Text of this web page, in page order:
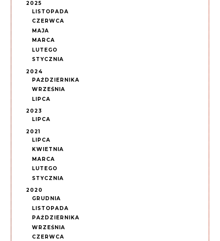
2025
LISTOPADA
CZERWCA
MAJA
MARCA
LUTEGO
STYCZNIA
2024
PAŹDZIERNIKA
WRZEŚNIA
LIPCA
2023
LIPCA
2021
LIPCA
KWIETNIA
MARCA
LUTEGO
STYCZNIA
2020
GRUDNIA
LISTOPADA
PAŹDZIERNIKA
WRZEŚNIA
CZERWCA